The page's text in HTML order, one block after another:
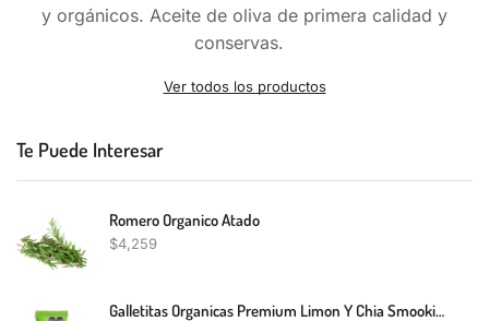
y orgánicos. Aceite de oliva de primera calidad y
conservas.
Ver todos los productos
Te Puede Interesar
Romero Organico Atado
$4,259
Galletitas Organicas Premium Limon Y Chia Smookies 120g